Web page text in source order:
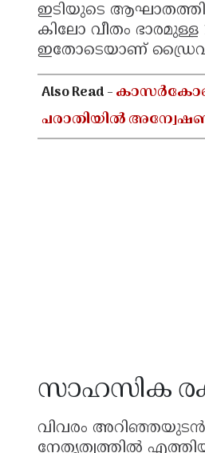
ഇടിയുടെ
കിലോ വീതം
ഇതോടെയാണ്
Also Read -
പരാതിയിൽ
സാഹസിക
വിവരം
നേതൃത്വത്തിൽ